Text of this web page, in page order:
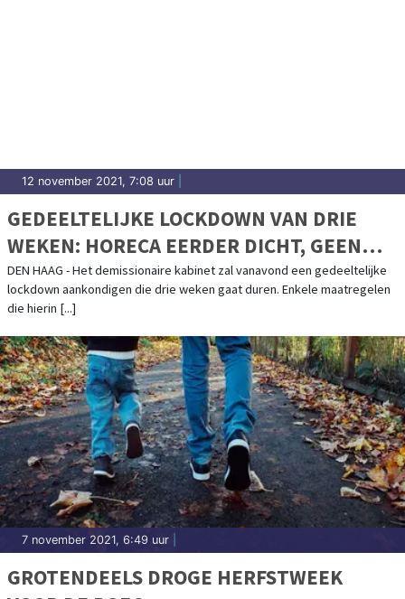
12 november 2021, 7:08 uur
GEDEELTELIJKE LOCKDOWN VAN DRIE
WEKEN: HORECA EERDER DICHT, GEEN
PUBLIEK BIJ SPORTWEDSTRIJDEN
DEN HAAG - Het demissionaire kabinet zal vanavond een gedeeltelijke
lockdown aankondigen die drie weken gaat duren. Enkele maatregelen
die hierin [...]
7 november 2021, 6:49 uur
GROTENDEELS DROGE HERFSTWEEK